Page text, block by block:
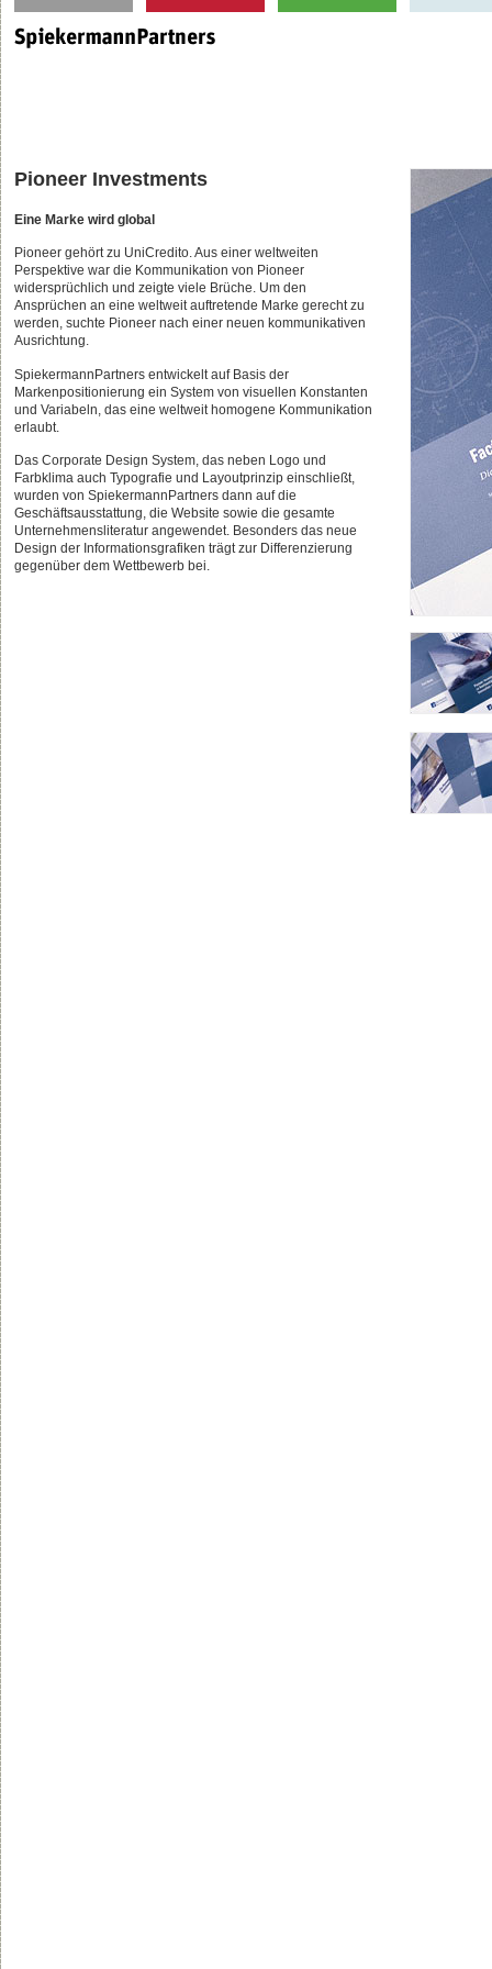
Pioneer Investments
Eine Marke wird global
Pioneer gehört zu UniCredito. Aus einer weltweiten
Perspektive war die Kommunikation von Pioneer
widersprüchlich und zeigte viele Brüche. Um den
Ansprüchen an eine weltweit auftretende Marke gerecht zu
werden, suchte Pioneer nach einer neuen kommunikativen
Ausrichtung.
SpiekermannPartners entwickelt auf Basis der
Markenpositionierung ein System von visuellen Konstanten
und Variabeln, das eine weltweit homogene Kommunikation
erlaubt.
Das Corporate Design System, das neben Logo und
Farbklima auch Typografie und Layoutprinzip einschließt,
wurden von SpiekermannPartners dann auf die
Geschäftsausstattung, die Website sowie die gesamte
Unternehmensliteratur angewendet. Besonders das neue
Design der Informationsgrafiken trägt zur Differenzierung
gegenüber dem Wettbewerb bei.